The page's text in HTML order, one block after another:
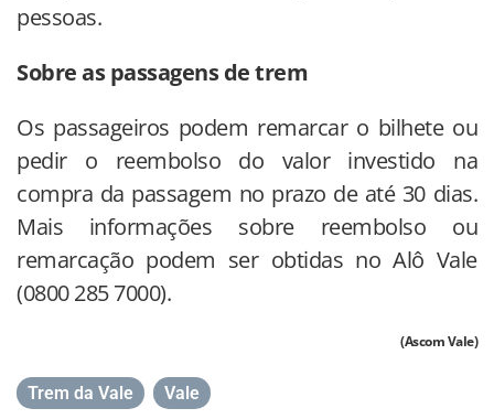
pessoas.
Sobre as passagens de trem
Os passageiros podem remarcar o bilhete ou
pedir o reembolso do valor investido na
compra da passagem no prazo de até 30 dias.
Mais informações sobre reembolso ou
remarcação podem ser obtidas no Alô Vale
(0800 285 7000).
(Ascom Vale)
Trem da Vale Vale